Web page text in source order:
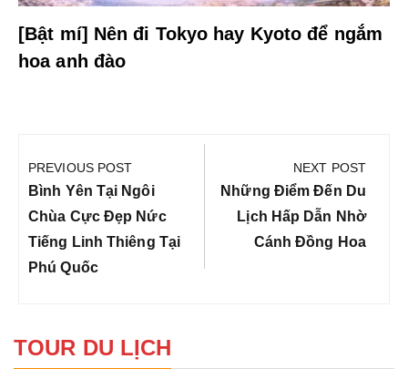
[Bật mí] Nên đi Tokyo hay Kyoto để ngắm
hoa anh đào
hướng
bài
viết
PREVIOUS POST
Previous
Post:
Bình Yên Tại Ngôi
Chùa Cực Đẹp Nức
Tiếng Linh Thiêng Tại
Phú Quốc
NEXT POST
Next
Post:
Những Điểm Đến Du
Lịch Hấp Dẫn Nhờ
Cánh Đồng Hoa
TOUR DU LỊCH